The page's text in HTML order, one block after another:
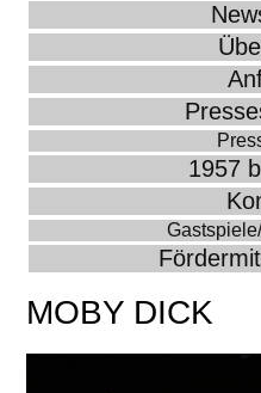
1957
MOBY DICK